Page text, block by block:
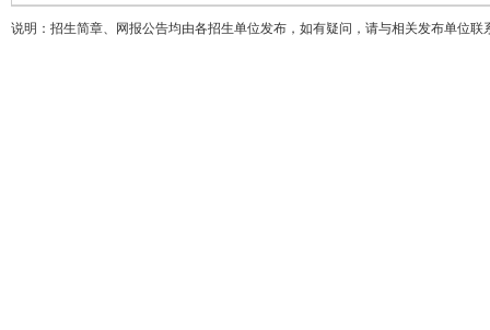
说明：招生简章、网报公告均由各招生单位发布，如有疑问，请与相关发布单位